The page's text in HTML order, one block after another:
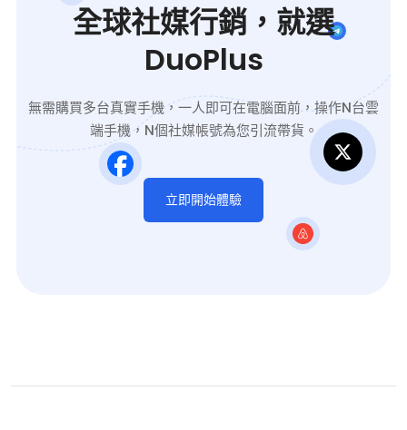
全球社媒行銷，就選
DuoPlus
無需購買多台真實手機，一人即可在電腦面前，操作N台雲
端手機，N個社媒帳號為您引流帶貨。
立即開始體驗